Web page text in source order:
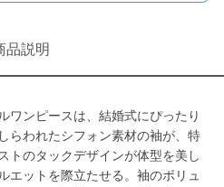
品説明
ワンピースは、結婚式にぴったり
らわれたシフォン素材の袖が、特
トのタックデザインが体型を美し
エットを際立たせる。袖のボリュ